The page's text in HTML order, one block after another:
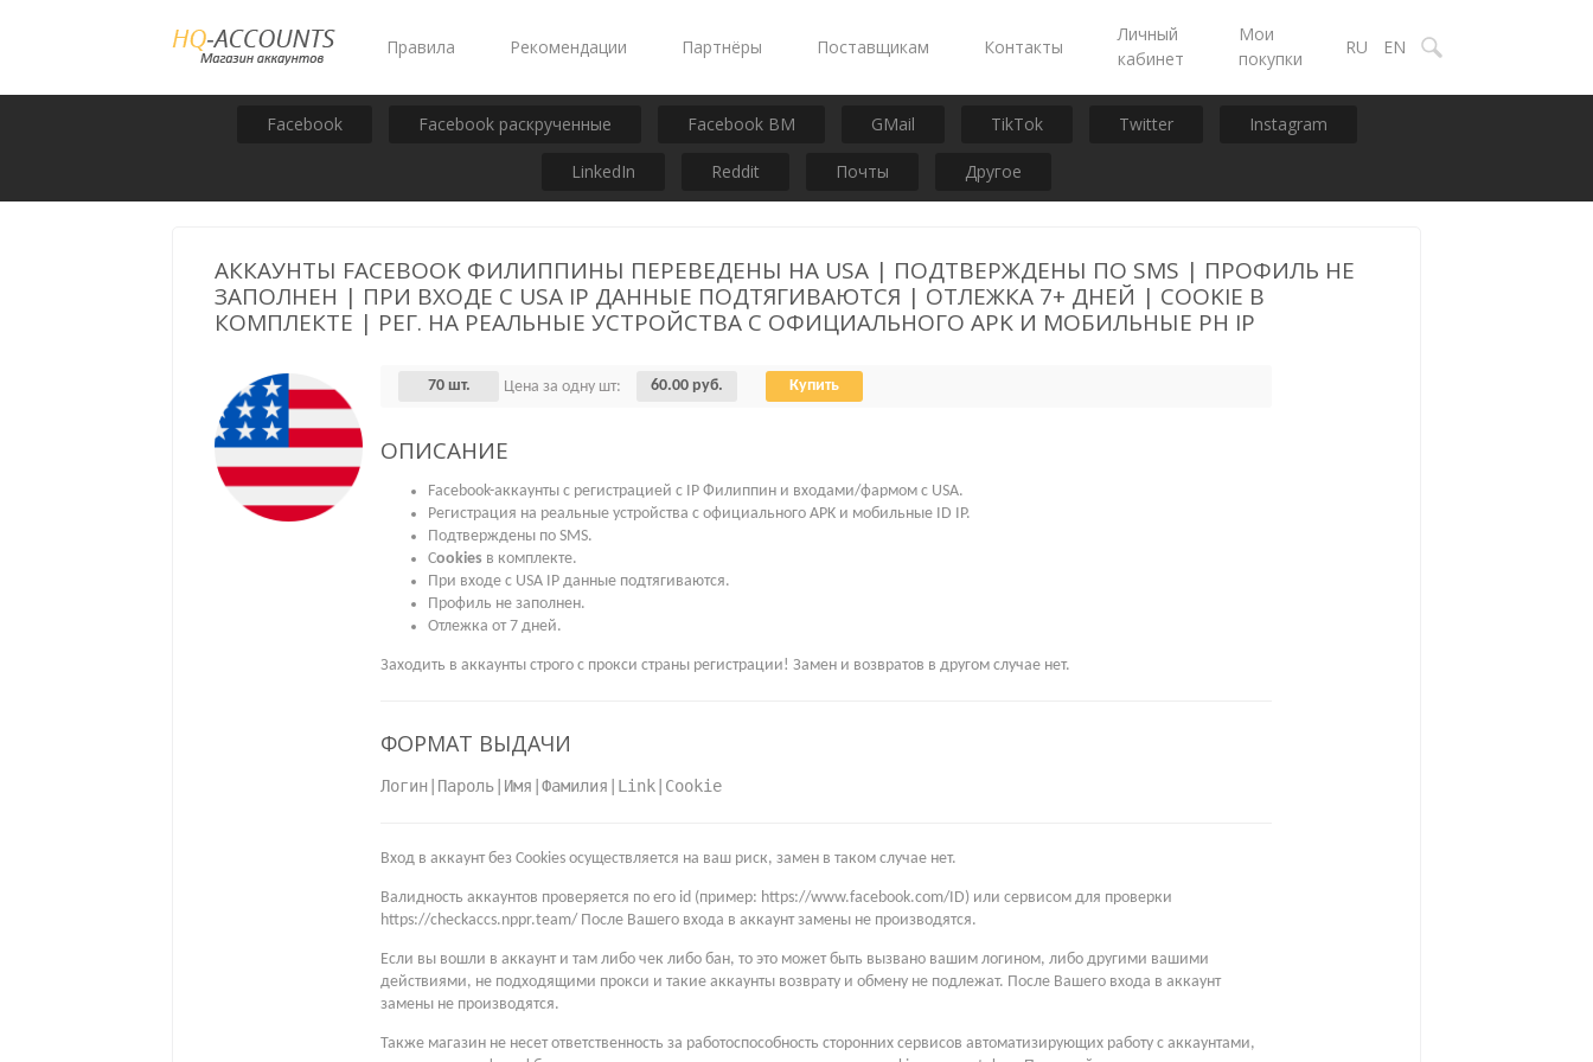
Правила Рекомендации Партнёры Поставщикам Контакты
Личный
кабинет
Мои
покупки
RU EN
Facebook Facebook раскрученные Facebook BM GMail TikTok Twitter Instagram
LinkedIn Reddit Почты Другое
АККАУНТЫ FACEBOOK ФИЛИППИНЫ ПЕРЕВЕДЕНЫ НА USA | ПОДТВЕРЖДЕНЫ ПО SMS | ПРОФИЛЬ НЕ
ЗАПОЛНЕН | ПРИ ВХОДЕ С USA IP ДАННЫЕ ПОДТЯГИВАЮТСЯ | ОТЛЕЖКА 7+ ДНЕЙ | COOKIE В
КОМПЛЕКТЕ | РЕГ. НА РЕАЛЬНЫЕ УСТРОЙСТВА С ОФИЦИАЛЬНОГО APK И МОБИЛЬНЫЕ PH IP
70 шт. Цена за одну шт: 60.00 руб. Купить
ОПИСАНИЕ
Facebook-аккаунты с регистрацией с IP Филиппин и входами/фармом с USA.
Регистрация на реальные устройства с официального APK и мобильные ID IP.
Подтверждены по SMS.
Cookies в комплекте.
При входе с USA IP данные подтягиваются.
Профиль не заполнен.
Отлежка от 7 дней.
Заходить в аккаунты строго с прокси страны регистрации! Замен и возвратов в другом случае нет.
ФОРМАТ ВЫДАЧИ
Логин|Пароль|Имя|Фамилия|Link|Cookie
Вход в аккаунт без Cookies осуществляется на ваш риск, замен в таком случае нет.
Валидность аккаунтов проверяется по его id (пример: https://www.facebook.com/ID) или сервисом для проверки
https://checkaccs.nppr.team/ После Вашего входа в аккаунт замены не производятся.
Если вы вошли в аккаунт и там либо чек либо бан, то это может быть вызвано вашим логином, либо другими вашими
действиями, не подходящими прокси и такие аккаунты возврату и обмену не подлежат. После Вашего входа в аккаунт
замены не производятся.
Также магазин не несет ответственность за работоспособность сторонних сервисов автоматизирующих работу с аккаунтами,